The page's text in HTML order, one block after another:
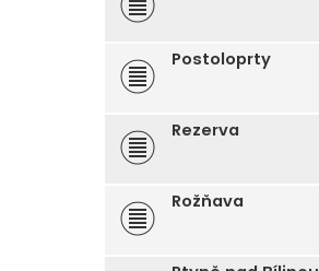
Postoloprty
Rezerva
Rožňava